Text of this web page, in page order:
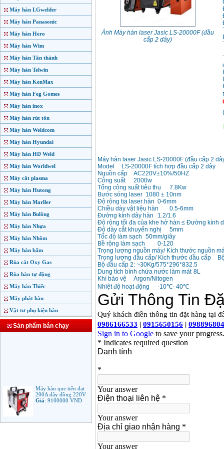
Máy hàn LGwelder
Máy hàn Panasonic
Máy hàn Hero
Máy hàn Wim
Máy hàn Tân thành
Máy hàn Telwin
Máy hàn KenMax
Máy hàn Feg Gomes
Máy hàn inox
Máy hàn rút tôn
Máy hàn Weldcom
Máy hàn Hyundai
Máy hàn HD Weld
Máy hàn Worldwel
Máy cắt plasma
Máy hàn Hutong
Máy hàn Marller
Máy hàn Bulông
Máy hàn Nhựa
Máy hàn Nhôm
Máy hàn bấm
Rùa cắt Oxy Gas
Rùa hàn tự động
Máy hàn Thiếc
Máy phát hàn
Vật tư phụ kiện hàn
Sản phẩm bán chạy
200A dây đồng 220V
Giá:9100000VND
Ảnh Máy hàn laser Jasic LS-20000F (đầu
cấp 2 dây)
(
Máy hàn laser Jasic LS-20000F (đầu cấp 2
Model
LS-20000F tích hợp đầu cấp 2 dây
Nguồn cấp
AC220V±10%/50HZ
Công suất
2000w
Tổng công suất tiêu thụ
7.8Kw
Bước sóng laser 1080 ± 10nm
Độ rộng tia laser hàn 0-6mm
Chiều dày vật liệu hàn
0.5-6mm
Đường kính dây hàn
1.2/1.6
Độ rộng tối đa của khe hở hàn ≤ Đường kính
Độ dày cắt khuyến nghị
5mm
Tốc độ làm sạch 50mm/giây
Bề rộng làm sạch
0-120
Trọng lượng nguồn máy/ Kích thước nguồn
Trọng lượng đầu cấp/ Kích thước đầu cấp
Bộ đầu cấp 2: ~30Kg/575*296*832.5
Dung tích bình chứa nước làm mát 8L
Khí bảo vệ
Argon/Nitogen
Nhiệt độ hoạt động
-10℃- 40℃